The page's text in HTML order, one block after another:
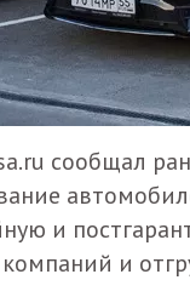
сообщал
и
и